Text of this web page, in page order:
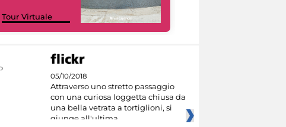
Tour Virtuale
05/10/2018
Attraverso uno stretto passaggio
con una curiosa loggetta chiusa da
una bella vetrata a tortiglioni, si
giunge all'ultima